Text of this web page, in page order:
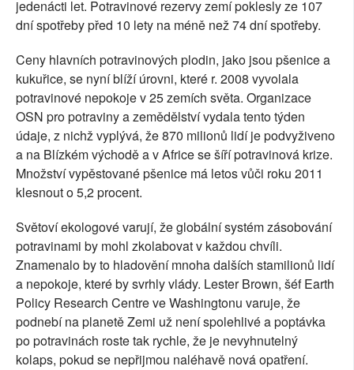
jedenácti let. Potravinové rezervy zemí poklesly ze 107
dní spotřeby před 10 lety na méně než 74 dní spotřeby.
Ceny hlavních potravinových plodin, jako jsou pšenice a
kukuřice, se nyní blíží úrovni, které r. 2008 vyvolala
potravinové nepokoje v 25 zemích světa. Organizace
OSN pro potraviny a zemědělství vydala tento týden
údaje, z nichž vyplývá, že 870 milionů lidí je podvyživeno
a na Blízkém východě a v Africe se šíří potravinová krize.
Množství vypěstované pšenice má letos vůči roku 2011
klesnout o 5,2 procent.
Světoví ekologové varují, že globální systém zásobování
potravinami by mohl zkolabovat v každou chvíli.
Znamenalo by to hladovění mnoha dalších stamilionů lidí
a nepokoje, které by svrhly vlády. Lester Brown, šéf Earth
Policy Research Centre ve Washingtonu varuje, že
podnebí na planetě Zemi už není spolehlivé a poptávka
po potravinách roste tak rychle, že je nevyhnutelný
kolaps, pokud se nepřijmou naléhavě nová opatření.